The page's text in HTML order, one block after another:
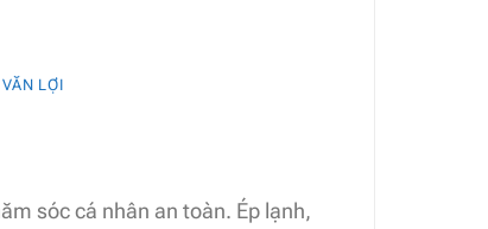
LỢI
sóc cá nhân an toàn. Ép lạnh,